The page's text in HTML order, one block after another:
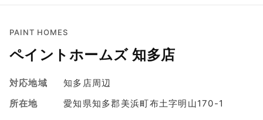
PAINT HOMES
ペイントホームズ 知多店
対応地域
知多店周辺
所在地
愛知県知多郡美浜町布土字明山170-1